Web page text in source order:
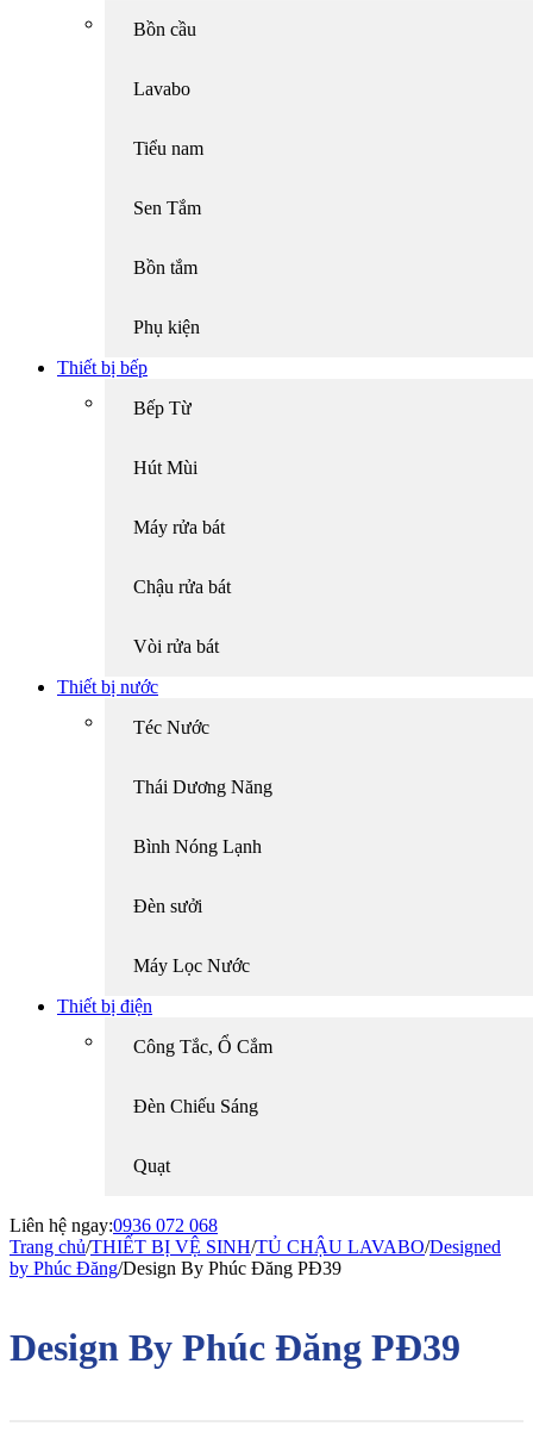
Bồn cầu
Lavabo
Tiểu nam
Sen Tắm
Bồn tắm
Phụ kiện
Thiết bị bếp
Bếp Từ
Hút Mùi
Máy rửa bát
Chậu rửa bát
Vòi rửa bát
Thiết bị nước
Téc Nước
Thái Dương Năng
Bình Nóng Lạnh
Đèn sưởi
Máy Lọc Nước
Thiết bị điện
Công Tắc, Ổ Cắm
Đèn Chiếu Sáng
Quạt
Liên hệ ngay:0936 072 068
Trang chủ/THIẾT BỊ VỆ SINH/TỦ CHẬU LAVABO/Designed
by Phúc Đăng/Design By Phúc Đăng PĐ39
Design By Phúc Đăng PĐ39